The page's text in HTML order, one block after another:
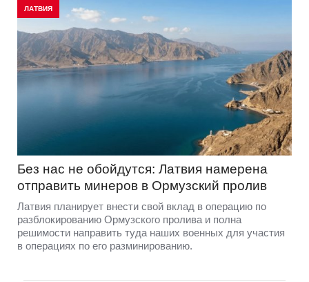
ЛАТВИЯ
Без нас не обойдутся: Латвия намерена
отправить минеров в Ормузский пролив
Латвия планирует внести свой вклад в операцию по
разблокированию Ормузского пролива и полна
решимости направить туда наших военных для участия
в операциях по его разминированию.